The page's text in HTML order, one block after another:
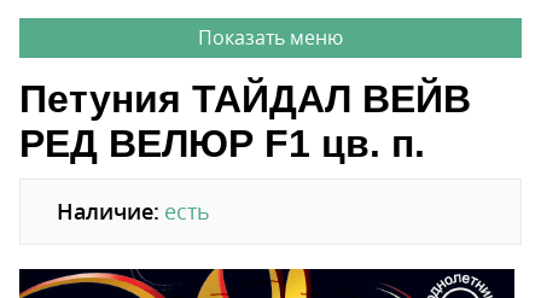
Петуния ТАЙДАЛ ВЕЙВ
РЕД ВЕЛЮР F1 цв. п.
Наличие: есть